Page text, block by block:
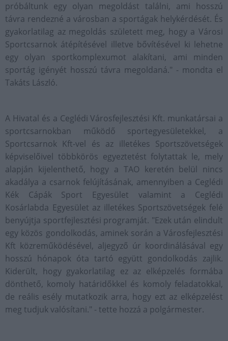
próbáltunk egy olyan megoldást találni, ami hosszú
távra rendezné a városban a sportágak helykérdését. És
gyakorlatilag az megoldás született meg, hogy a Városi
Sportcsarnok átépítésével illetve bővítésével ki lehetne
egy olyan sportkomplexumot alakítani, ami minden
sportág igényét hosszú távra megoldaná." - mondta el
Takáts László.
A Hivatal és a Ceglédi Városfejlesztési Kft. munkatársai a
sportcsarnokban működő sportegyesületekkel, a
Sportcsarnok Kft-vel és az illetékes Sportszövetségek
képviselőivel többkörös egyeztetést folytattak le, mely
alapján kijelenthető, hogy a TAO keretén belül nincs
akadálya a csarnok felújításának, amennyiben a Ceglédi
Kék Cápák Sport Egyesület valamint a Ceglédi
Kosárlabda Egyesület az illetékes Sportszövetségek felé
benyújtja sportfejlesztési programját. "Ezek után elindult
egy közös gondolkodás, aminek során a Városfejlesztési
Kft közreműködésével, aljegyző úr koordinálásával egy
hosszú hónapok óta tartó együtt gondolkodás zajlik.
Kiderült, hogy gyakorlatilag ez az elképzelés formába
dönthető, komoly határidőkkel és komoly feladatokkal,
de reális esély mutatkozik arra, hogy ezt az elképzelést
meg tudjuk valósítani." - tette hozzá a polgármester.